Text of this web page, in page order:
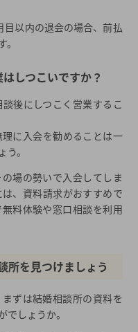
以内の退会の場合、前払
しつこいですか？
後にしつこく営業するこ
に入会を勧めることは一
。
場の勢いで入会してしま
、資料請求がおすすめで
料体験や窓口相談を利用
所を見つけましょう
ずは結婚相談所の資料を
しょうか。